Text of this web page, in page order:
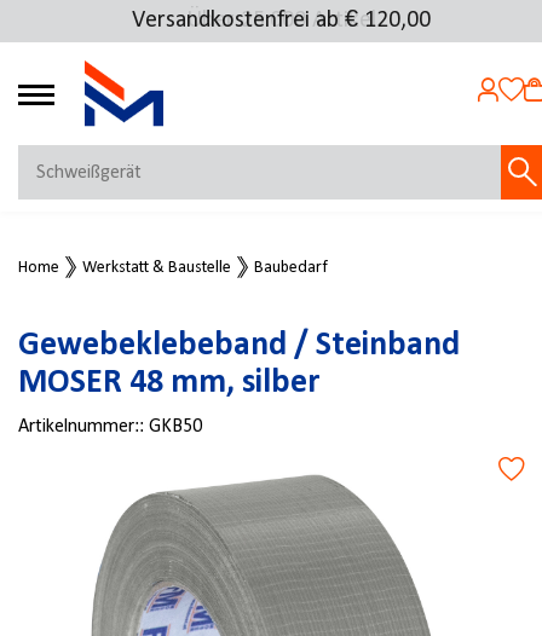
Über 25.000 Artikel
Versandkostenfrei ab € 120,00
4.69
MEIN KONTO
Jetzt anmelden
NEU BEI FMOSER?
Jetzt registrieren
Home Werkstatt & Baustelle Baubedarf
Gewebeklebeband / Steinband
MOSER 48 mm, silber
Artikelnummer:: GKB50